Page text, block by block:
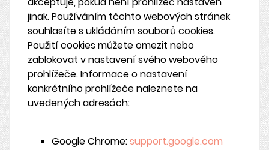
jinak. Používáním těchto webových stránek
souhlasíte s ukládáním souborů cookies.
Použití cookies můžete omezit nebo
zablokovat v nastavení svého webového
prohlížeče. Informace o nastavení
konkrétního prohlížeče naleznete na
uvedených adresách:
Google Chrome:support.google.com